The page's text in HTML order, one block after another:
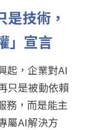
是技術，
」宣言
起，企業對AI
只是被動依賴
務，而是能主
屬AI解決方